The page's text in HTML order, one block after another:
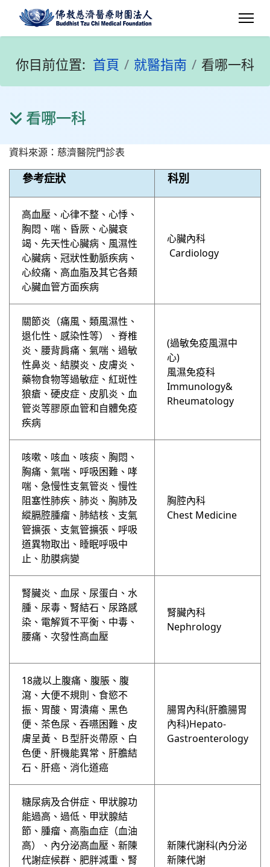
你目前位置: 首頁 就醫指南 看哪一科
看哪一科
資料來源：慈濟醫院門診表
參考症狀 科別
高血壓、心律不整、心悸、
胸悶、喘、昏厥、心臟衰
竭、先天性心臟病、風濕性
心臟病、冠狀性動脈疾病、
心絞痛、高血脂及其它各類
心臟血管方面疾病
心臟內科
Cardiology
關節炎（痛風、類風濕性、
退化性、感染性等）、脊椎
炎、腰背肩痛、氣喘、過敏
性鼻炎、結膜炎、皮膚炎、
藥物食物等過敏症、紅斑性
狼瘡、硬皮症、皮肌炎、血
管炎等膠原血管和自體免疫
疾病
(過敏免疫風濕中
心)
風濕免疫科
Immunology&
Rheumatology
咳嗽、咳血、咳痰、胸悶、
胸痛、氣喘、呼吸困難、哮
喘、急慢性支氣管炎、慢性
阻塞性肺疾、肺炎、胸肺及
縱膈腔腫瘤、肺結核、支氣
管擴張、支氣管擴張、呼吸
道異物取出、睡眠呼吸中
止、肋膜病變
胸腔內科
Chest Medicine
腎臟炎、血尿、尿蛋白、水
腫、尿毒、腎結石、尿路感
染、電解質不平衡、中毒、
腰痛、次發性高血壓
腎臟內科
Nephrology
18歲以上腹痛、腹脹、腹
瀉、⼤便不規則、食慾不
振、胃酸、胃潰瘍、黑色
便、茶色尿、吞嚥困難、皮
膚呈黃、Ｂ型肝炎帶原、白
色便、肝機能異常、肝膽結
石、肝癌、消化道癌
腸胃內科(肝膽腸胃
內科)Hepato-
Gastroenterology
糖尿病及合併症、甲狀腺功
能過高、過低、甲狀腺結
節、腫瘤、高脂血症（血油
高）、內分泌高血壓、新陳
代謝症候群、肥胖減重、腎
新陳代謝科(內分泌
新陳代謝